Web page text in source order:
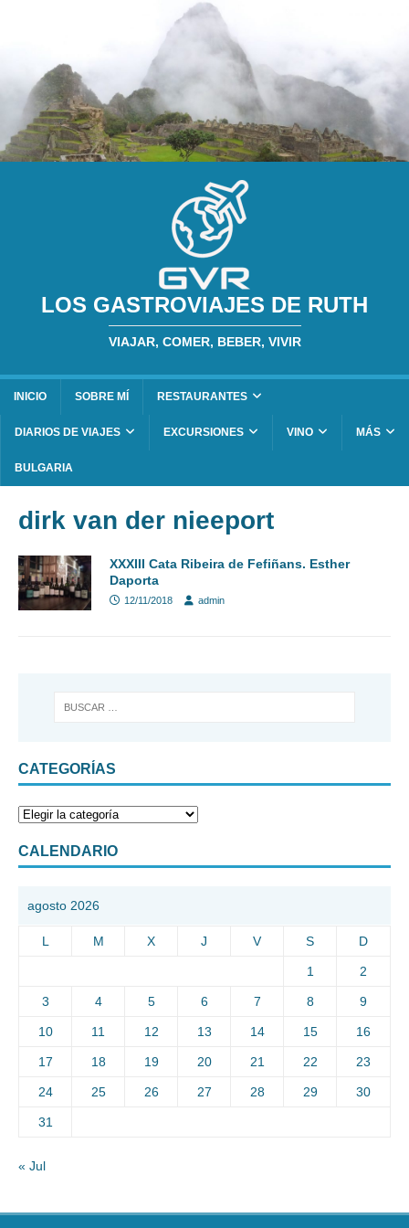
LOS GASTROVIAJES DE RUTH
VIAJAR, COMER, BEBER, VIVIR
INICIO SOBRE MÍ RESTAURANTES
DIARIOS DE VIAJES EXCURSIONES VINO MÁS
BULGARIA
dirk van der nieeport
XXXIII Cata Ribeira de Fefiñans. Esther
Daporta
12/11/2018 admin
CATEGORÍAS
CALENDARIO
agosto 2026
L M X J V S D
1 2
3 4 5 6 7 8 9
10 11 12 13 14 15 16
17 18 19 20 21 22 23
24 25 26 27 28 29 30
31
« Jul